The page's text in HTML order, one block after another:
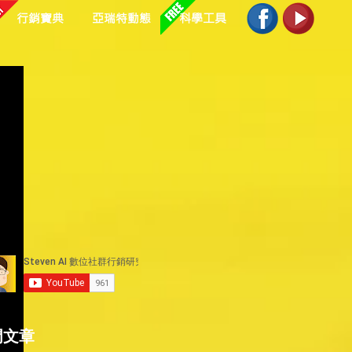
行銷寶典 亞瑞特動態 科學工具
章